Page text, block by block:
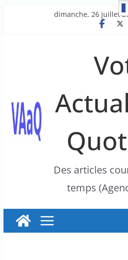
dimanche, 26 juillet
Des articles
temps